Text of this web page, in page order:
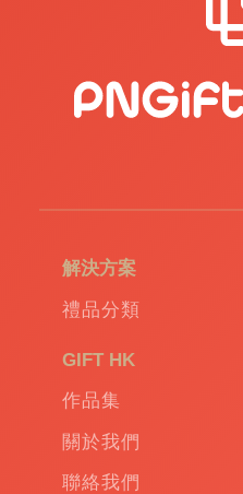
解決方案
禮品分類
GIFT HK
作品集
關於我們
聯絡我們